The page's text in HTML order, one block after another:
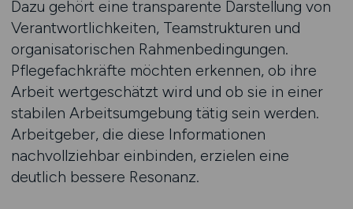
Dazu gehört eine transparente Darstellung von
Verantwortlichkeiten, Teamstrukturen und
organisatorischen Rahmenbedingungen.
Pflegefachkräfte möchten erkennen, ob ihre
Arbeit wertgeschätzt wird und ob sie in einer
stabilen Arbeitsumgebung tätig sein werden.
Arbeitgeber, die diese Informationen
nachvollziehbar einbinden, erzielen eine
deutlich bessere Resonanz.